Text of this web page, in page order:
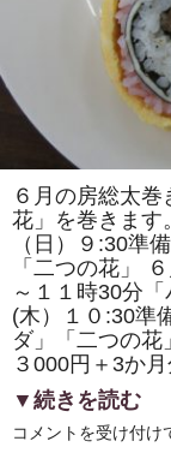
０
２
４」
「房
総
太
巻
き
寿
司」
ワ
ー
ク
シ
ョ
プ
販
６月の房総太
花」を巻きます
（日）９:30準
「二つの花」
～１１時30分
(木）１０:30準
ダ」「二つの花
３000円＋3か
▼続きを読む
6
コメントを受け付け